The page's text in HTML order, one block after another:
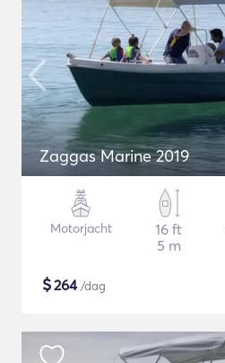
Zaggas Marine 2019
Motorjacht
16 ft
5 m
$264/dag